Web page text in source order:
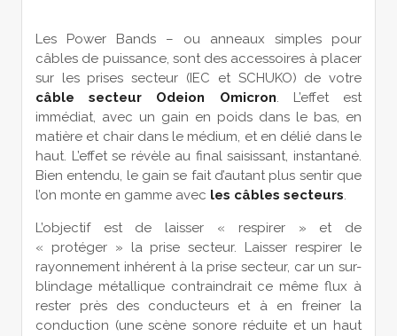
Les Power Bands – ou anneaux simples pour
câbles de puissance, sont des accessoires à placer
sur les prises secteur (IEC et SCHUKO) de votre
câble secteur Odeion Omicron. L’effet est
immédiat, avec un gain en poids dans le bas, en
matière et chair dans le médium, et en délié dans le
haut. L’effet se révèle au final saisissant, instantané.
Bien entendu, le gain se fait d’autant plus sentir que
l’on monte en gamme avec les câbles secteurs.
L’objectif est de laisser « respirer » et de
« protéger » la prise secteur. Laisser respirer le
rayonnement inhérent à la prise secteur, car un sur-
blindage métallique contraindrait ce même flux à
rester près des conducteurs et à en freiner la
conduction (une scène sonore réduite et un haut